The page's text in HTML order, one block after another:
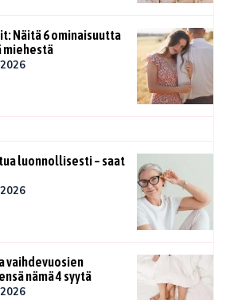
Näitä 6 ominaisuutta
miehestä
luonnollisesti – saat
vaihdevuosien
nämä 4 syytä